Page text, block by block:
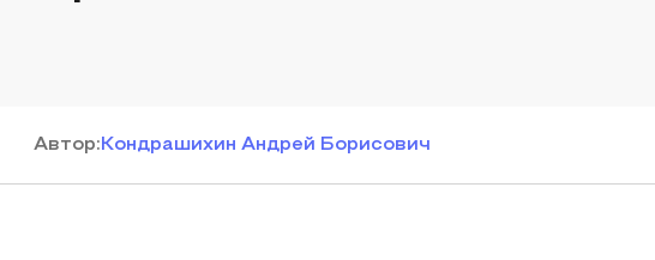
Автор: Кондрашихин Андрей Борисович